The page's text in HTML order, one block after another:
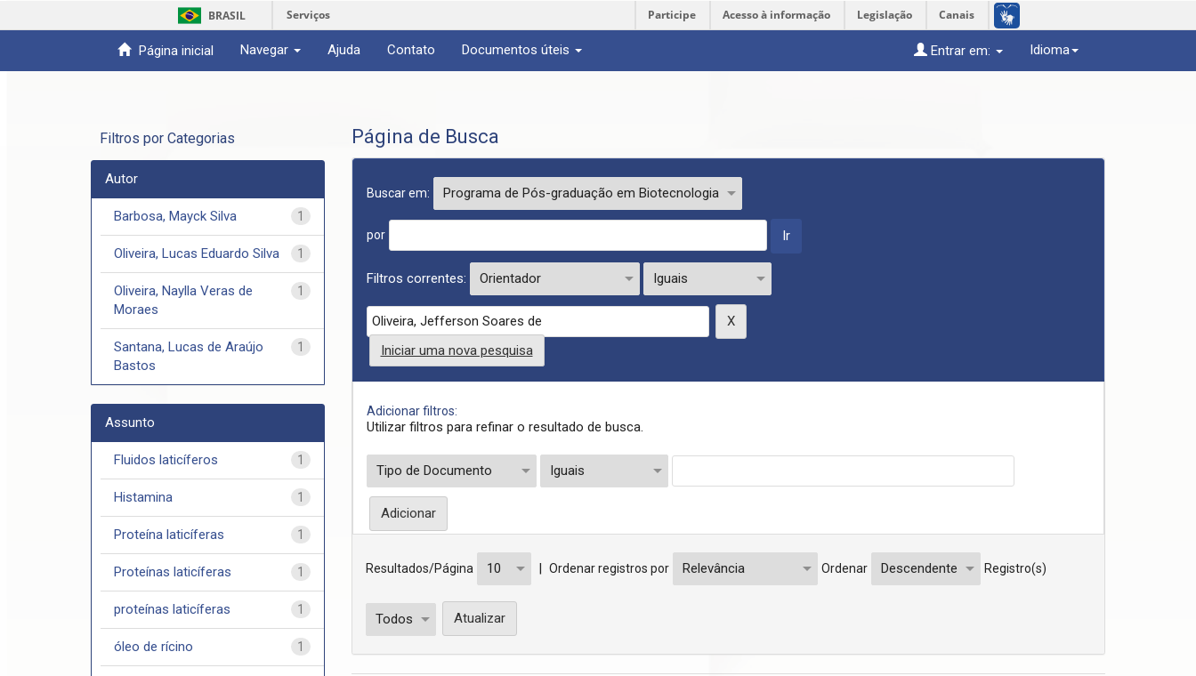
BRASIL Serviços Participe Acesso à informação Legislação Canais
Página inicial Navegar Ajuda Contato Documentos úteis Idioma
Entrar em:
Página de Busca
Buscar em:
por
Filtros correntes:
Iniciar uma nova pesquisa
Adicionar filtros:
Utilizar filtros para refinar o resultado de busca.
Resultados/Página | Ordenar registros por Ordenar Registro(s)
Filtros por Categorias
Autor
1
Barbosa, Mayck Silva
1
Oliveira, Lucas Eduardo Silva
1
Oliveira, Naylla Veras de
Moraes
1
Santana, Lucas de Araújo
Bastos
Assunto
1
Fluidos laticíferos
1
Histamina
1
Proteína laticíferas
1
Proteínas laticíferas
1
proteínas laticíferas
1
óleo de rícino